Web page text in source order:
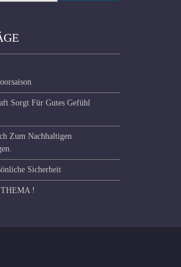
Sorgt Für Gutes Gefühl
Zum Nachhaltigen
Sicherheit
!